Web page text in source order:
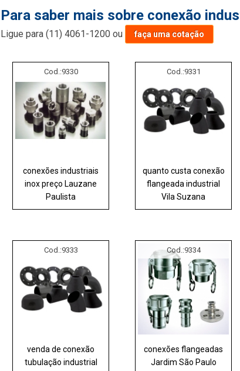
Para saber mais sobre conexão
Ligue para(11) 4061-1200 ou faça uma cotação
Cod.:9330
conexões industriais
inox preço Lauzane
Paulista
Cod.:9331
quanto custa conexão
flangeada industrial
Vila Suzana
Cod.:9333
venda de conexão
tubulação industrial
Cod.:9334
conexões flangeadas
Jardim São Paulo